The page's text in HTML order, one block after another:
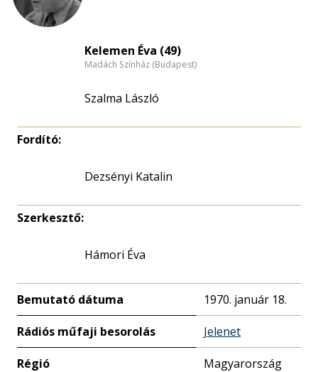
Kelemen Éva (49)
Madách Színház (Budapest)
Szalma László
Fordító:
Dezsényi Katalin
Szerkesztő:
Hámori Éva
Bemutató dátuma 1970. január 18.
Rádiós műfaji besorolás Jelenet
Régió
Magyarország